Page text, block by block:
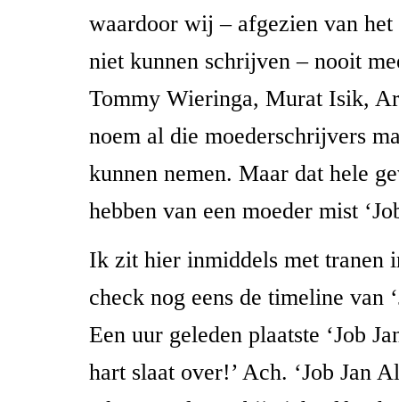
waardoor wij – afgezien van
niet kunnen schrijven – nooit
Tommy Wieringa, Murat Isik,
noem al die moederschrijvers
kunnen nemen. Maar dat hele
hebben van een moeder mist
Ik zit hier inmiddels met tranen
check nog eens de timeline van
Een uur geleden plaatste ‘Job
hart slaat over!’ Ach. ‘Job Jan